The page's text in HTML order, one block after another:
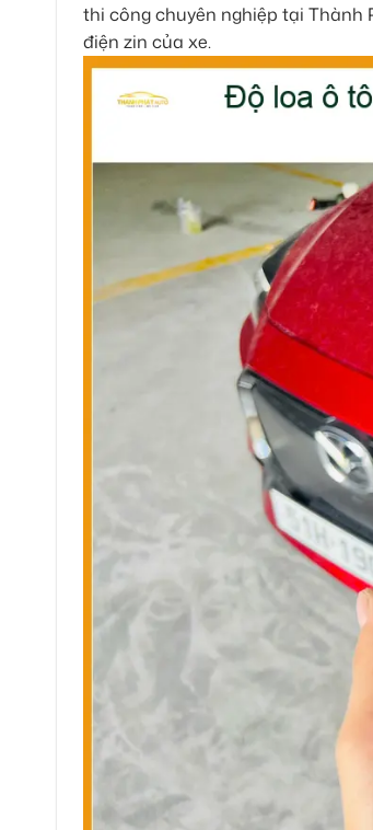
thi công chuyên nghiệp tại
điện zin của xe.